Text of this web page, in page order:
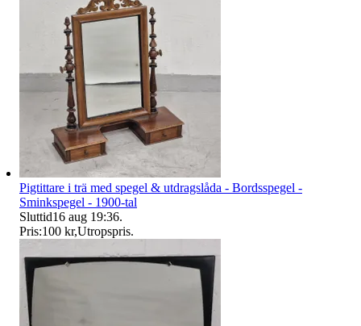
Pigtittare i trä med spegel & utdragslåda - Bordsspegel -
Sminkspegel - 1900-tal
Sluttid16 aug 19:36.
Pris:100 kr,Utropspris.